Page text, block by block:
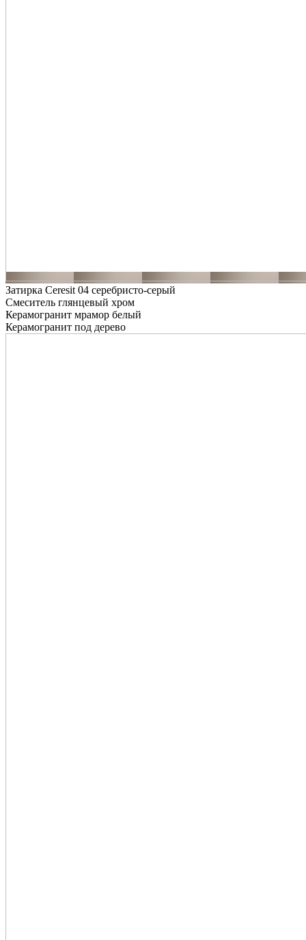
Затирка Ceresit 04 серебристо-серый
Смеситель глянцевый хром
Керамогранит мрамор белый
Керамогранит под дерево